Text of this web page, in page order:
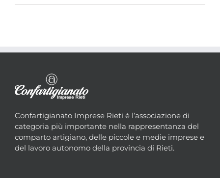
Confartigianato Imprese Rieti è l’associazione di
categoria più importante nella rappresentanza del
comparto artigiano, delle piccole e medie imprese e
del lavoro autonomo della provincia di Rieti.